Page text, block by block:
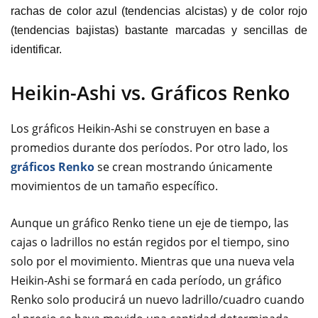
rachas de color azul (tendencias alcistas) y de color rojo
(tendencias bajistas) bastante marcadas y sencillas de
identificar.
Heikin-Ashi vs. Gráficos Renko
Los gráficos Heikin-Ashi se construyen en base a
promedios durante dos períodos. Por otro lado, los
gráficos Renkose crean mostrando únicamente
movimientos de un tamaño específico.
Aunque un gráfico Renko tiene un eje de tiempo, las
cajas o ladrillos no están regidos por el tiempo, sino
solo por el movimiento. Mientras que una nueva vela
Heikin-Ashi se formará en cada período, un gráfico
Renko solo producirá un nuevo ladrillo/cuadro cuando